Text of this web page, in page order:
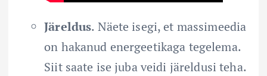
Järeldus. Näete isegi, et massimeedia
on hakanud energeetikaga tegelema.
Siit saate ise juba veidi järeldusi teha.